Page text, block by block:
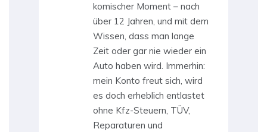
komischer Moment – nach
über 12 Jahren, und mit dem
Wissen, dass man lange
Zeit oder gar nie wieder ein
Auto haben wird. Immerhin:
mein Konto freut sich, wird
es doch erheblich entlastet
ohne Kfz-Steuern, TÜV,
Reparaturen und